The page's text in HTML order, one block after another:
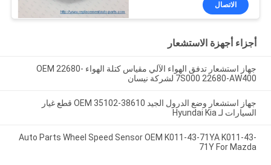
الاتصال
أجزاء أجهزة الاستشعار
جهاز استشعار تدفق الهواء الآلي مقياس كتلة الهواء OEM 22680-
7S000 22680-AW400 لشركة نيسان
جهاز استشعار وضع الدرول الجيد OEM 35102-38610 قطع غيار
السيارات لـ Hyundai Kia
Auto Parts Wheel Speed Sensor OEM K011-43-71YA K011-43-
71Y For Mazda